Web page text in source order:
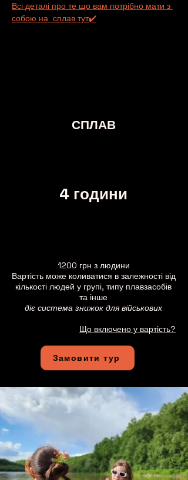
Всі деталі про те що вам потрібно мати з
собою на  сплав тут✔️
СПЛАВ
4 години
1200 грн з людини
Вартість може коливатися в залежності від
кількості людей у групі, типу плавзасобів
та інше
діє система знижок для військових
Що включено у вартість?
Замовити тур